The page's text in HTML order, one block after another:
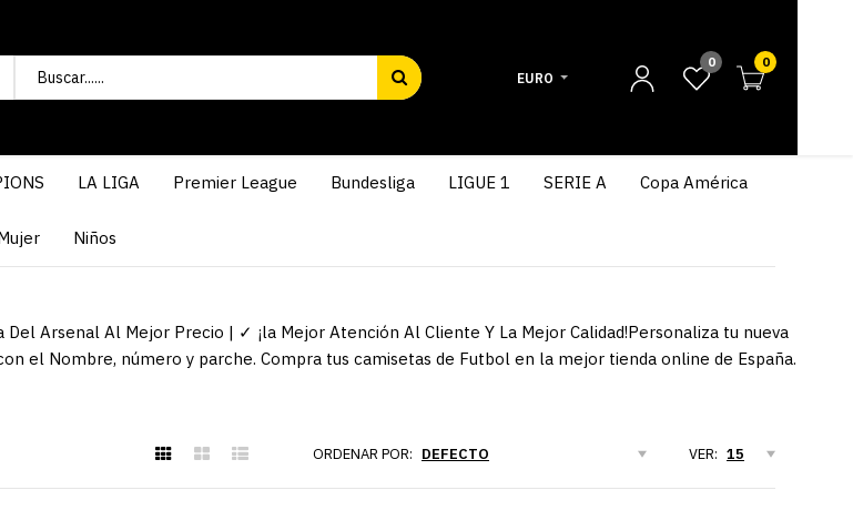
EURO
0 0
LA LIGA Premier League Bundesliga LIGUE 1 SERIE A Copa América
Niños
Del Arsenal Al Mejor Precio | ✓ ¡la Mejor Atención Al Cliente Y La Mejor Calidad!Personaliza tu nueva
el Nombre, número y parche. Compra tus camisetas de Futbol en la mejor tienda online de España.
ORDENAR POR: VER: